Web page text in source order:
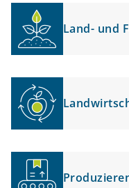
Land- und